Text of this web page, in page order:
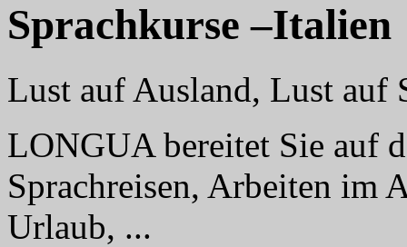
Sprachkurse –Italien
Lust auf Ausland, Lust auf
LONGUA bereitet Sie auf
Sprachreisen, Arbeiten im
Urlaub, ...